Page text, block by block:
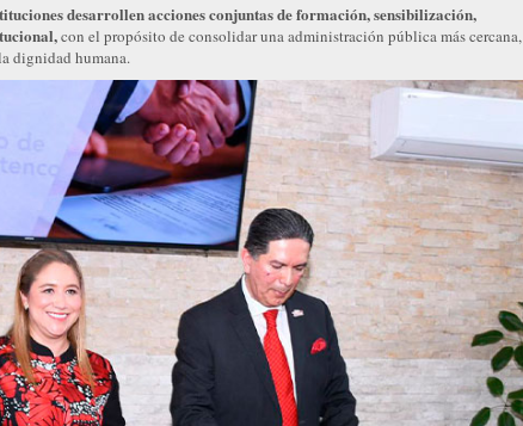
desarrollen acciones conjuntas de formación, sensibilización,
con el propósito de consolidar una administración pública más cercana,
dignidad humana.